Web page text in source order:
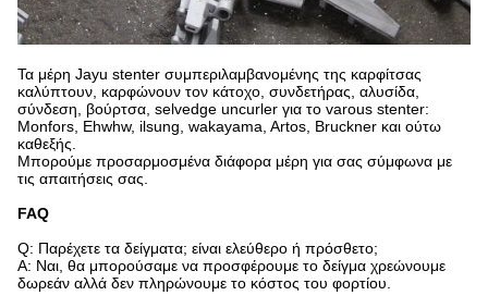
Τα μέρη Jayu stenter συμπεριλαμβανομένης της καρφίτσας
καλύπτουν, καρφώνουν τον κάτοχο, συνδετήρας, αλυσίδα,
σύνδεση, βούρτσα, selvedge uncurler για το varous stenter:
Monfors, Ehwhw, ilsung, wakayama, Artos, Bruckner και ούτω
καθεξής.
Μπορούμε προσαρμοσμένα διάφορα μέρη για σας σύμφωνα με
τις απαιτήσεις σας.
FAQ
Q: Παρέχετε τα δείγματα; είναι ελεύθερο ή πρόσθετο;
Α: Ναι, θα μπορούσαμε να προσφέρουμε το δείγμα χρεώνουμε
δωρεάν αλλά δεν πληρώνουμε το κόστος του φορτίου.